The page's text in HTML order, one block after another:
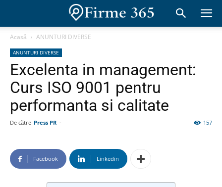
Acasă ANUNTURI DIVERSE
ANUNTURI DIVERSE
Excelenta in management:
Curs ISO 9001 pentru
performanta si calitate
De către Press PR - 157
Facebook Linkedin